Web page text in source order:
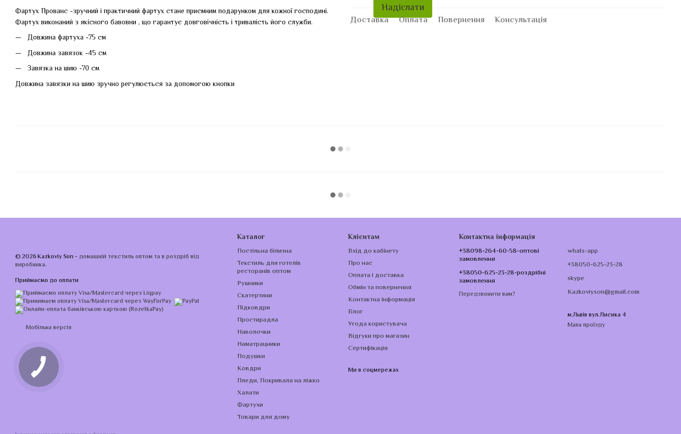
Фартух Прованс -зручний і практичний фартух стане приємним подарунком для кожної господині.
Фартух виконаний з якісного бавовни , що гарантує довговічність і тривалість його служби.
Довжина фартуха -75 см
Довжина завязок -45 см
Завязка на шию -70 см
Довжина завязки на шию зручно регулюється за допомогою кнопки
Надіслати
Доставка Оплата Повернення Консультація
© 2026 Kazkoviy Son - домашній текстиль оптом та в роздріб від
виробника.
Приймаємо до оплати
Мобільна версія
Каталог
Постільна білизна
Текстиль для готелів
ресторанів оптом
Рушники
Скатертини
Підковдри
Простирадла
Наволочки
Наматрацники
Подушки
Ковдри
Пледи, Покривала на ліжко
Халати
Фартухи
Товари для дому
Клієнтам
Вхід до кабінету
Про нас
Оплата і доставка
Обмін та повернення
Контактна інформація
Блог
Угода користувача
Відгуки про магазин
Сертифікація
Ми в соцмережах
Контактна інформація
+38098-264-60-58-оптові
замовлення
+38050-625-23-28-роздрібні
замовлення
Передзвонити вам?
whats-app
+38050-625-23-28
skype
Kazkoviyson@gmail.com
м.Львів вул.Лисика 4
Мапа проїзду